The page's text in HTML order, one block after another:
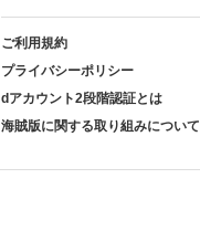
ご利用規約
プライバシーポリシー
dアカウント2段階認証とは
海賊版に関する取り組みについて